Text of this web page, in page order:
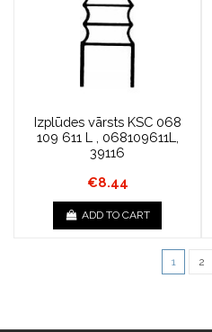
Izplūdes vārsts KSC 068
109 611 L , 068109611L,
39116
€8.44
ADD TO CART
1 2